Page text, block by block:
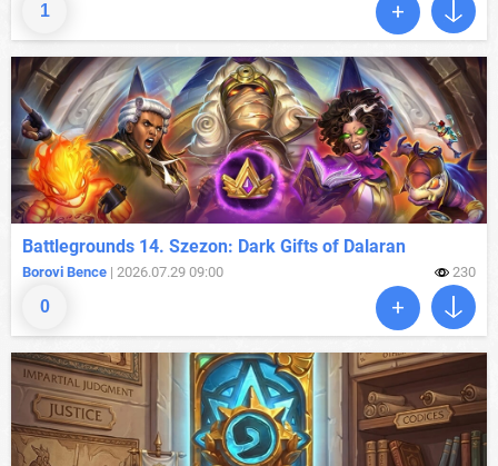
1
0
Battlegrounds 14. Szezon: Dark Gifts of Dalaran
Borovi Bence | 2026.07.29 09:00 230